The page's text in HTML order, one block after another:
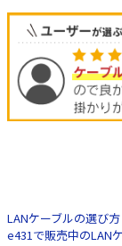
感染症関連
その他
e431オリジナル
暑さ対策
LANケーブルの選び方
e431で販売中のLAN